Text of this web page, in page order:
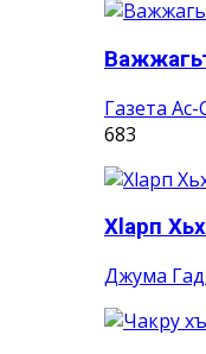
Газета
683
Хlарп
Джума